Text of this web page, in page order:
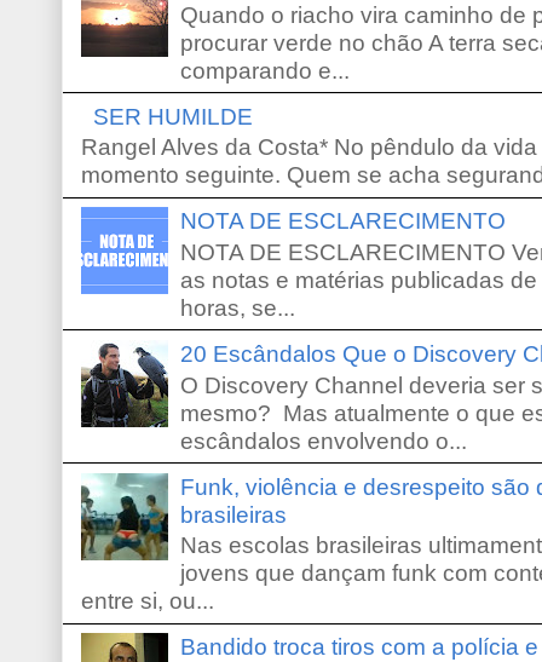
Quando o riacho vira caminho de
procurar verde no chão A terra
comparando e...
SER HUMILDE
Rangel Alves da Costa* No pêndulo da
momento seguinte. Quem se acha
NOTA DE ESCLARECIMENTO
NOTA DE ESCLARECIMENTO
as notas e matérias publicadas
horas, se...
20 Escândalos Que o Discovery
O Discovery Channel deveria ser
mesmo? Mas atualmente o que
escândalos envolvendo o...
Funk, violência e desrespeito são
brasileiras
Nas escolas brasileiras
jovens que dançam funk com
entre si, ou...
Bandido troca tiros com a polícia